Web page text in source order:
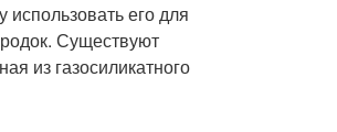
использовать его для
Существуют
из газосиликатного